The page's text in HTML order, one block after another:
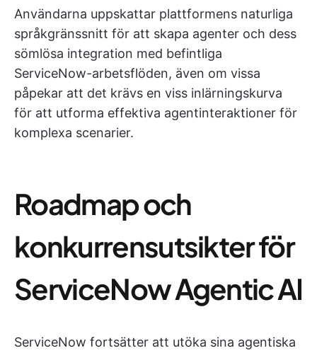
Användarna uppskattar plattformens naturliga
språkgränssnitt för att skapa agenter och dess
sömlösa integration med befintliga
ServiceNow-arbetsflöden, även om vissa
påpekar att det krävs en viss inlärningskurva
för att utforma effektiva agentinteraktioner för
komplexa scenarier.
Roadmap och
konkurrensutsikter för
ServiceNow Agentic AI
ServiceNow fortsätter att utöka sina agentiska